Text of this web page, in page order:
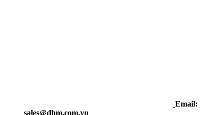
Email:
sales@dbm.com.vn